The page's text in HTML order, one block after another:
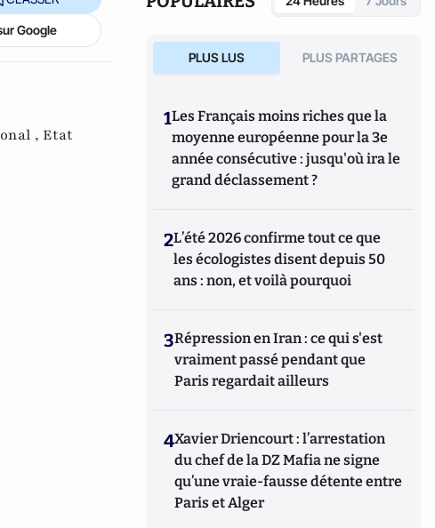
Google
, Etat
PLUS LUS PLUS PARTAGES
1Les Français moins riches que la
moyenne européenne pour la 3e
année consécutive : jusqu'où ira le
grand déclassement ?
2L’été 2026 confirme tout ce que
les écologistes disent depuis 50
ans : non, et voilà pourquoi
3Répression en Iran : ce qui s'est
vraiment passé pendant que
Paris regardait ailleurs
4Xavier Driencourt : l’arrestation
du chef de la DZ Mafia ne signe
qu’une vraie-fausse détente entre
Paris et Alger